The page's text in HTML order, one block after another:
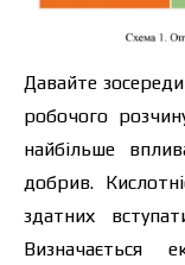
Давайте
робочого
найбільше
добрив.
здатних
Визначається